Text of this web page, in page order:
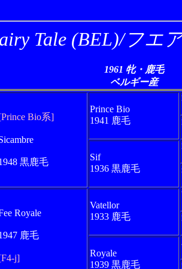
Tale (BEL)/フエ
1961 牝・鹿毛
ベルギー産
Bio系]
黒鹿毛
Prince Bio
1941 鹿毛
Sif
1936 黒鹿毛
Royale
鹿毛
j]
Vatellor
1933 鹿毛
Royale
1939 黒鹿毛